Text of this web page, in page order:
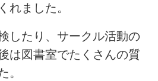
れました。
したり、サークル活動の
は図書室でたくさんの質
。